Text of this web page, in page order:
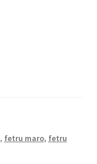
, fetru maro, fetru